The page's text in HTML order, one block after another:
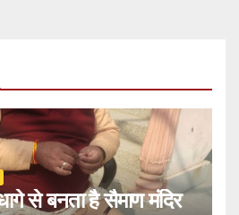
से बनता है सैमाण मंदिर